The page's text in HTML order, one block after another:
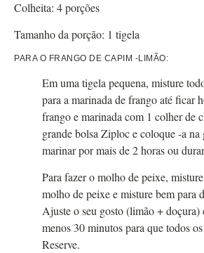
Colheita: 4porções
Tamanho da porção: 1 tigela
PARA O FRANGO DE CAPIM -LIMÃO:
Em uma tigela pequena, misture
para a marinada de frango até ficar
frango e marinada com 1 colher de
grande bolsa Ziploc e coloque -a na
marinar por mais de 2 horas ou
Para fazer o molho de peixe,
molho de peixe e misture bem para
Ajuste o seu gosto (limão + doçura)
menos 30 minutos para que todos
Reserve.